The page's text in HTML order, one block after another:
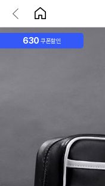
630 쿠폰할인